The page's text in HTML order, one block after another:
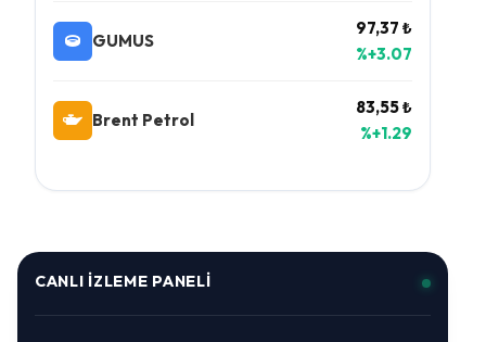
GUMUS
97,37 ₺
%+3.07
Brent Petrol
83,55 ₺
%+1.29
CANLI İZLEME PANELI